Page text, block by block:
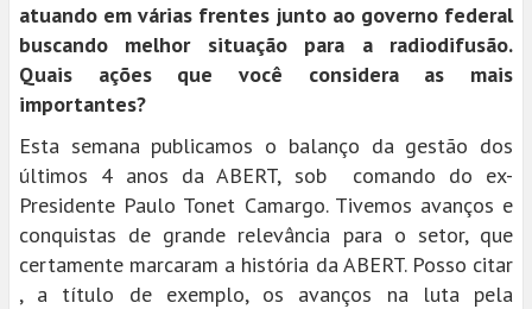
atuando em várias frentes junto ao governo federal
buscando melhor situação para a radiodifusão.
Quais ações que você considera as mais
importantes?
Esta semana publicamos o balanço da gestão dos
últimos 4 anos da ABERT, sob comando do ex-
Presidente Paulo Tonet Camargo. Tivemos avanços e
conquistas de grande relevância para o setor, que
certamente marcaram a história da ABERT. Posso citar
, a título de exemplo, os avanços na luta pela